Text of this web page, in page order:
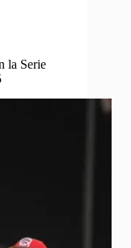
la Serie